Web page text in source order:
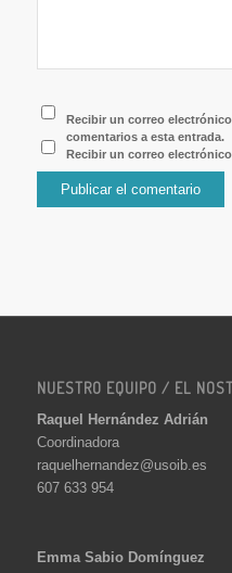
Recibir un correo
comentarios a esta entrada.
Recibir un correo
NUESTRO EQUIPO / EL
Raquel Hernández Adrián
Coordinadora
raquelhernandez@usoib.es
607 633 954
Emma Sabio Domínguez